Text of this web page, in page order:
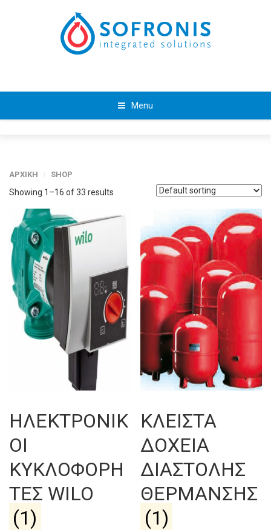
Menu
ΑΡΧΙΚΗ / SHOP
Showing 1–16 of 33 results
ΗΛΕΚΤΡΟΝΙΚ
ΟΙ
ΚΥΚΛΟΦΟΡΗ
ΤΕΣ WILO
(1)
ΚΛΕΙΣΤΑ
ΔΟΧΕΙΑ
ΔΙΑΣΤΟΛΗΣ
ΘΕΡΜΑΝΣΗΣ
(1)